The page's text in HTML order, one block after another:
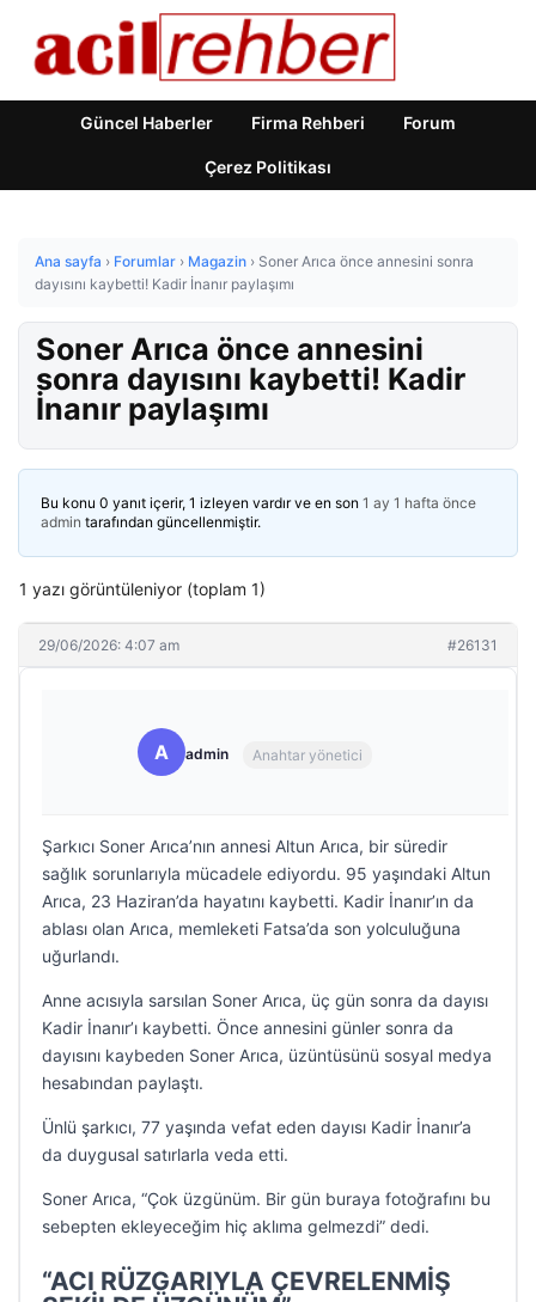
Güncel Haberler Firma Rehberi Forum
Çerez Politikası
Ana sayfa › Forumlar › Magazin › Soner Arıca önce annesini sonra
dayısını kaybetti! Kadir İnanır paylaşımı
Soner Arıca önce annesini
sonra dayısını kaybetti! Kadir
İnanır paylaşımı
Bu konu 0 yanıt içerir, 1 izleyen vardır ve en son 1 ay 1 hafta önce
admin tarafından güncellenmiştir.
1 yazı görüntüleniyor (toplam 1)
29/06/2026: 4:07 am #26131
A admin Anahtar yönetici
Şarkıcı Soner Arıca’nın annesi Altun Arıca, bir süredir
sağlık sorunlarıyla mücadele ediyordu. 95 yaşındaki Altun
Arıca, 23 Haziran’da hayatını kaybetti. Kadir İnanır’ın da
ablası olan Arıca, memleketi Fatsa’da son yolculuğuna
uğurlandı.
Anne acısıyla sarsılan Soner Arıca, üç gün sonra da dayısı
Kadir İnanır’ı kaybetti. Önce annesini günler sonra da
dayısını kaybeden Soner Arıca, üzüntüsünü sosyal medya
hesabından paylaştı.
Ünlü şarkıcı, 77 yaşında vefat eden dayısı Kadir İnanır’a
da duygusal satırlarla veda etti.
Soner Arıca, “Çok üzgünüm. Bir gün buraya fotoğrafını bu
sebepten ekleyeceğim hiç aklıma gelmezdi” dedi.
“ACI RÜZGARIYLA ÇEVRELENMİŞ